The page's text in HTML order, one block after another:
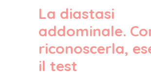
La diastasi
addominale.
riconoscerla,
il test